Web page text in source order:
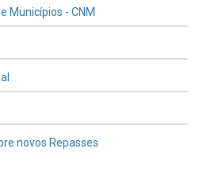
Municípios - CNM
novos Repasses